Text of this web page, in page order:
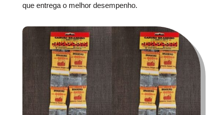
que entrega o melhor desempenho.